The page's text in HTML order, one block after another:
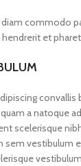
commodo
et
convallis
a natoque
scelerisque
sem vestibulum